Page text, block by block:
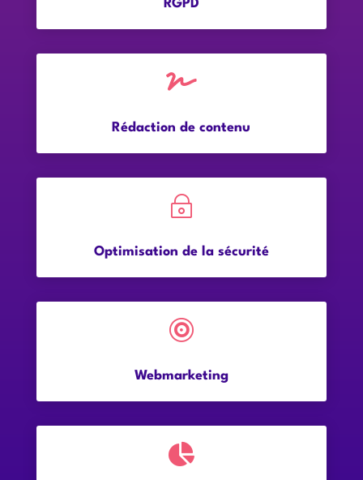
RGPD

Rédaction de contenu
~
Optimisation de la sécurité

Webmarketing
